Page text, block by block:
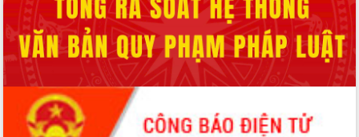
Họp báo thông tin về Hội nghị Công bố
Quy hoạch và Xúc tiến đầu tư tỉnh Đắk
Lắk
Khơi thông điểm nghẽn, đẩy nhanh
giải ngân vốn khắc phục thiên tai
HĐND tỉnh thông qua điều chỉnh Quy
hoạch tỉnh thời kỳ 2021-2030